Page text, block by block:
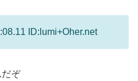
ID:lumi+Oher.net
ぞ